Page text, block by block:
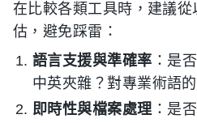
在比較各類工具時，建議
估，避免踩雷：
語言支援與準確率 ：是
中英夾雜？對專業術語
即時性與檔案處理：是